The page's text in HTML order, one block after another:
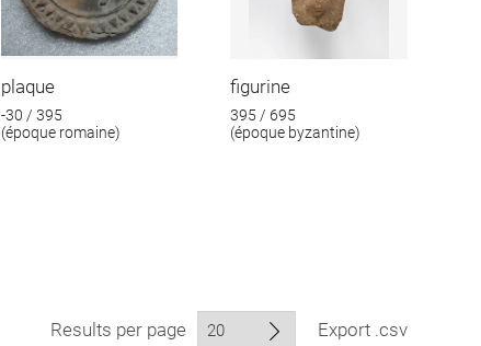
plaque
-30 / 395
(époque romaine)
figurine
395 / 695
(époque byzantine)
Results per page Export .csv